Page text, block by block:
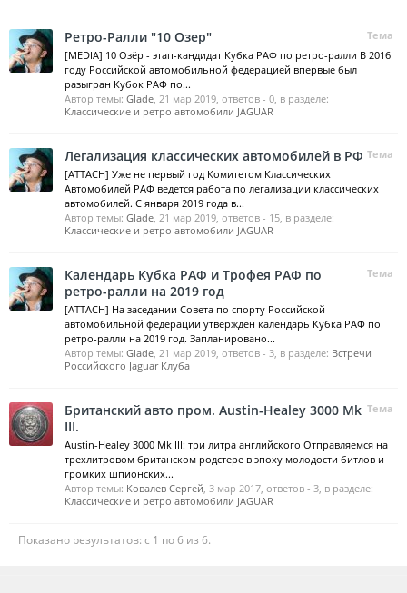
Тема
Ретро-Ралли "10 Озер"
[MEDIA] 10 Озёр - этап-кандидат Кубка РАФ по ретро-ралли В 2016
году Российской автомобильной федерацией впервые был
разыгран Кубок РАФ по...
Автор темы: Glade, 21 мар 2019, ответов - 0, в разделе:
Классические и ретро автомобили JAGUAR
Тема
Легализация классических автомобилей в РФ
[ATTACH] Уже не первый год Комитетом Классических
Автомобилей РАФ ведется работа по легализации классических
автомобилей. С января 2019 года в...
Автор темы: Glade, 21 мар 2019, ответов - 15, в разделе:
Классические и ретро автомобили JAGUAR
Тема
Календарь Кубка РАФ и Трофея РАФ по
ретро-ралли на 2019 год
[ATTACH] На заседании Совета по спорту Российской
автомобильной федерации утвержден календарь Кубка РАФ по
ретро-ралли на 2019 год. Запланировано...
Автор темы: Glade, 21 мар 2019, ответов - 3, в разделе: Встречи
Российского Jaguar Клуба
Тема
Британский авто пром. Аustin-Healey 3000 Mk
III.
Аustin-Healey 3000 Mk III: три литра английского Отправляемся на
трехлитровом британском родстере в эпоху молодости битлов и
громких шпионских...
Автор темы: Ковалев Сергей, 3 мар 2017, ответов - 3, в разделе:
Классические и ретро автомобили JAGUAR
Показано результатов: с 1 по 6 из 6.